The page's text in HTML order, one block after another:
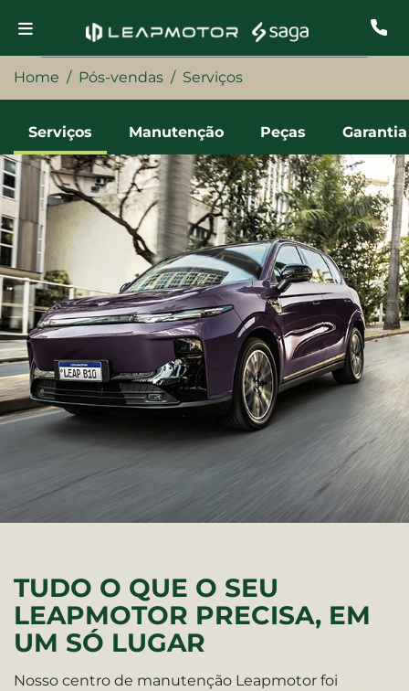
Home Pós-vendas Serviços
Manutenção Peças
Serviços Garantia
TUDO O QUE O SEU
LEAPMOTOR PRECISA, EM
UM SÓ LUGAR
Nosso centro de manutenção Leapmotor foi